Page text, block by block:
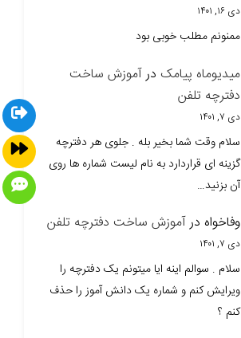
دی ۱۶, ۱۴۰۱
ممنونم مطلب خوبی بود
میدیوماه پیامک درآموزش ساخت
دفترچه تلفن
دی ۷, ۱۴۰۱
سلام وقت شما بخیر بله . جلوی هر دفترچه
گزینه ای قراردارد به نام لیست شماره ها روی
آن بزنید…
وفاخواه درآموزش ساخت دفترچه تلفن
دی ۷, ۱۴۰۱
سلام . سوالم اینه ایا میتونم یک دفترچه را
ویرایش کنم و شماره یک دانش آموز را حذف
کنم ؟